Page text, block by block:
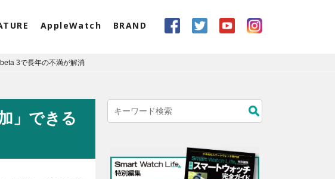
AppleWatch BRAND
3で長年の不満が解消
」できる